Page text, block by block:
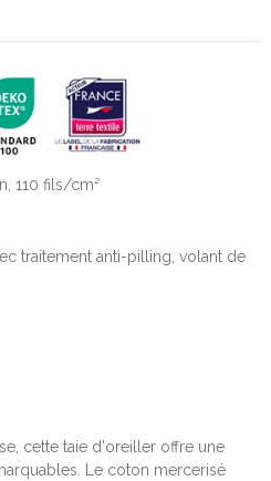
110 fils/cm²
traitement anti-pilling, volant de
cette taie d'oreiller offre une
Le coton mercerisé